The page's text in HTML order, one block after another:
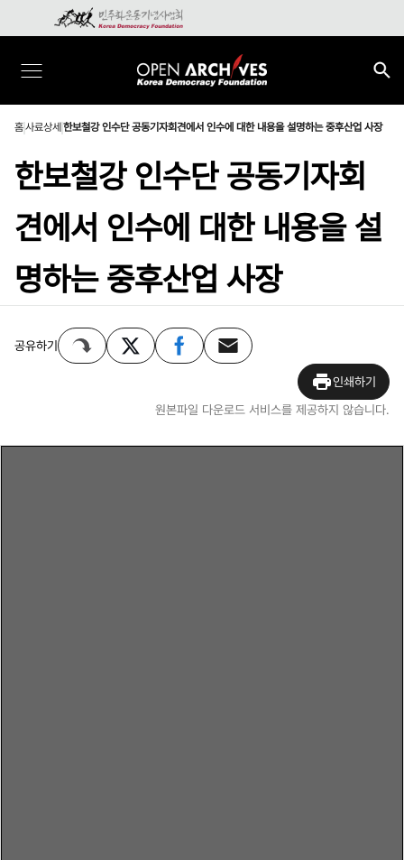
홈사료상세 한보철강 인수단 공동기자회견에서 인수에 대한 내용을 설명하는 중후산업 사장
한보철강 인수단 공동기자회
견에서 인수에 대한 내용을 설
명하는 중후산업 사장
공유하기
인쇄하기
원본파일 다운로드 서비스를 제공하지 않습니다.